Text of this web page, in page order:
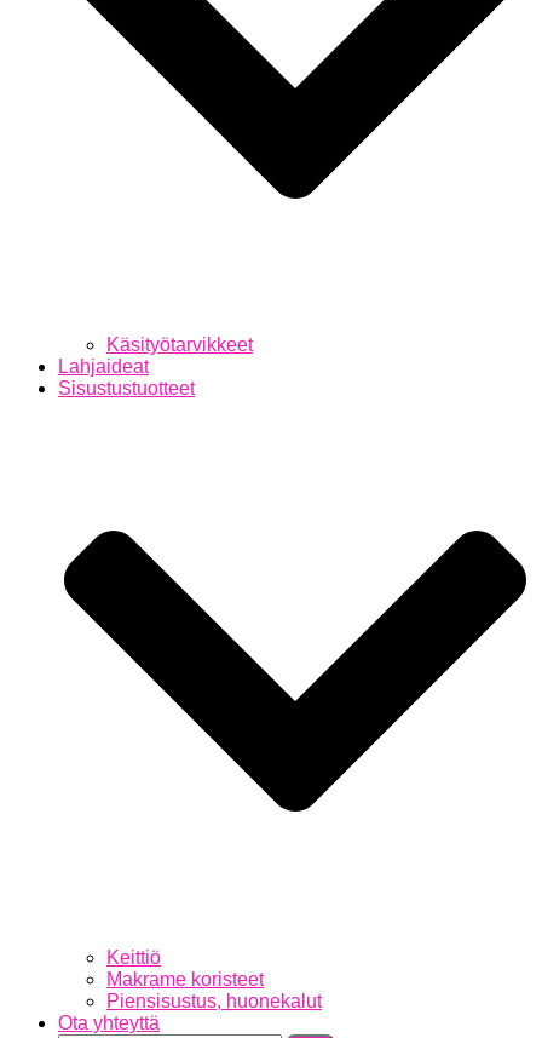
Käsityötarvikkeet
Lahjaideat
Sisustustuotteet
Keittiö
Makrame koristeet
Piensisustus, huonekalut
Ota yhteyttä